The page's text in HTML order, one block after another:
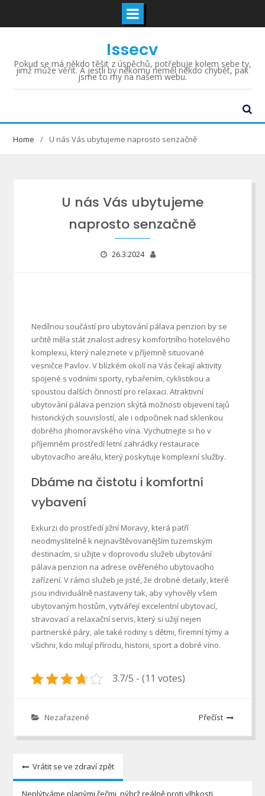
content
Issecv
Pokud se má někdo těšit z úspěchů, potřebuje kolem sebe ty,
jimž může věřit. A jestli by někomu neměl někdo chybět, pak
jsme to my na našem webu.
Home U nás Vás ubytujeme naprosto senzačně
U nás Vás ubytujeme
naprosto senzačně
26.3.2024
Nedílnou součástí pro ubytování pálava penzion by se
určitě měla stát znalost adresy komfortního hotelového
komplexu, který naleznete v příjemně situované
vesničce Pavlov. V blízkém okolí na Vás čekají aktivity
spojené s vodními sporty, rybařením, cyklistikou a
spoustou dalších činností pro relaxaci. Atraktivní
ubytování pálava penzion skýtá možnosti objevení tajů
historických souvislostí, ale i odpočinek nad sklenkou
dobrého jihomoravského vína. Vychutnejte si ho v
příjemném prostředí letní zahrádky restaurace
ubytovacího areálu, který poskytuje komplexní služby.
Dbáme na čistotu i komfortní
vybavení
Exkurzi do prostředí jižní Moravy, která patří
neodmyslitelně k nejnavštěvovanějším tuzemským
destinacím, si užijte v doprovodu služeb ubytování
pálava penzion na adrese ověřeného ubytovacího
zařízení. V rámci služeb je jisté, že drobné detaily, které
jsou individuálně nastaveny tak, aby vyhověly všem
ubytovaným hostům, vytvářejí excelentní ubytovací,
stravovací a relaxační servis, který si užijí nejen
partnerské páry, ale také rodiny s dětmi, firemní týmy a
všichni, kdo milují přírodu, historii, sport a dobré víno.
3.7/5 - (11 votes)
Nezařazené Přečíst
Navigace
pro
Vrátit se ve zdraví zpět
Neplýtváme planými řečmi, nýbrž reálně proti vlhkosti